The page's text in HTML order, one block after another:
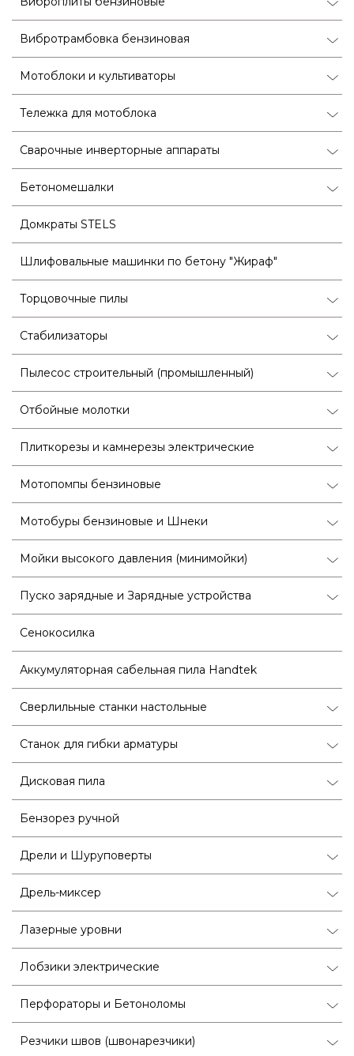
Вибротрамбовка бензиновая
Мотоблоки и культиваторы
Тележка для мотоблока
Сварочные инверторные аппараты
Бетономешалки
Домкраты STELS
Шлифовальные машинки по бетону "Жираф"
Торцовочные пилы
Стабилизаторы
Пылесос строительный (промышленный)
Отбойные молотки
Плиткорезы и камнерезы электрические
Мотопомпы бензиновые
Мотобуры бензиновые и Шнеки
Мойки высокого давления (минимойки)
Пуско зарядные и Зарядные устройства
Сенокосилка
Аккумуляторная сабельная пила Handtek
Сверлильные станки настольные
Станок для гибки арматуры
Дисковая пила
Бензорез ручной
Дрели и Шуруповерты
Дрель-миксер
Лазерные уровни
Лобзики электрические
Перфораторы и Бетоноломы
Резчики швов (швонарезчики)